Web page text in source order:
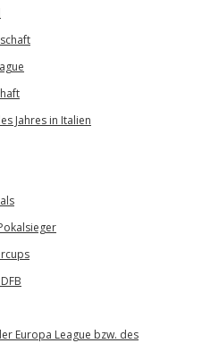
Jahres in Italien
Europa League bzw. des